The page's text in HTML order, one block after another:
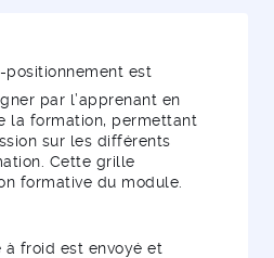
positionnement est
par l’apprenant en
la formation, permettant
sur les différents
Cette grille
formative du module.
à froid est envoyé et